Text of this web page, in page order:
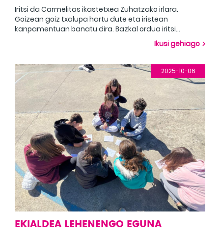
Iritsi da Carmelitas ikastetxea Zuhatzako irlara.
Goizean goiz txalupa hartu dute eta iristean
kanpamentuan banatu dira. Bazkal ordua iritsi
bitartean naturan jolas ezberdinak egin dituzte.
Arratsaldean eguraldi ona aprobetxatuz uretako
optimist.
Ikusi gehiago
2025-10-06
EKIALDEA LEHENENGO EGUNA